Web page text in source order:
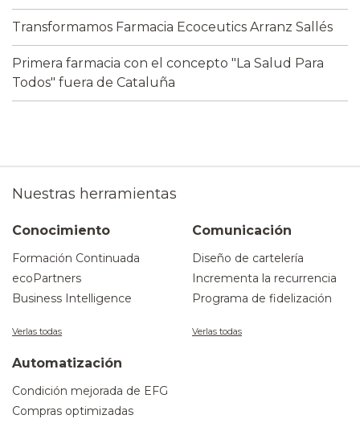
Transformamos Farmacia Ecoceutics Arranz Sallés
Primera farmacia con el concepto "La Salud Para
Todos" fuera de Cataluña
Nuestras herramientas
Conocimiento
Formación Continuada
ecoPartners
Business Intelligence
Verlas todas
Comunicación
Diseño de cartelería
Incrementa la recurrencia
Programa de fidelización
Verlas todas
Automatización
Condición mejorada de EFG
Compras optimizadas